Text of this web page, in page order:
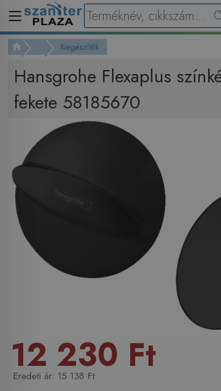
... Kiegészítők
Hansgrohe Flexaplus
fekete 58185670
12 230 Ft
15 138 Ft